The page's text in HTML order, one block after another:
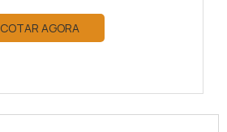
COTAR AGORA